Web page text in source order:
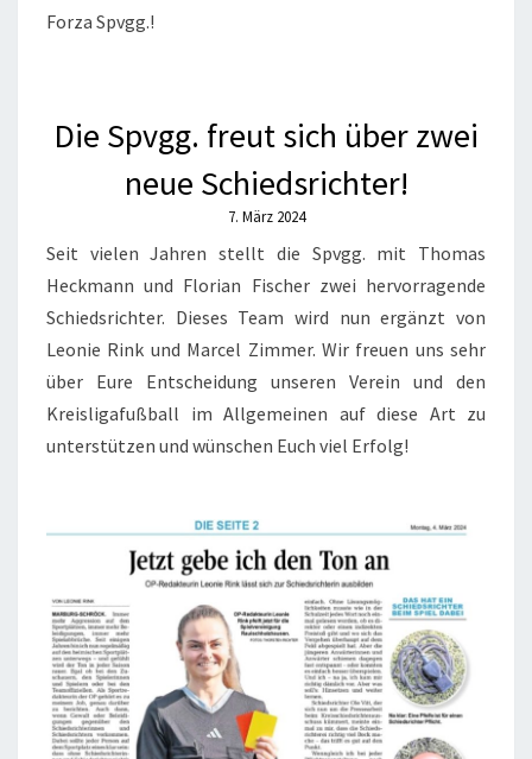
Forza Spvgg.!
Die Spvgg. freut sich über zwei
neue Schiedsrichter!
7. März 2024
Seit vielen Jahren stellt die Spvgg. mit Thomas
Heckmann und Florian Fischer zwei hervorragende
Schiedsrichter. Dieses Team wird nun ergänzt von
Leonie Rink und Marcel Zimmer. Wir freuen uns sehr
über Eure Entscheidung unseren Verein und den
Kreisligafußball im Allgemeinen auf diese Art zu
unterstützen und wünschen Euch viel Erfolg!